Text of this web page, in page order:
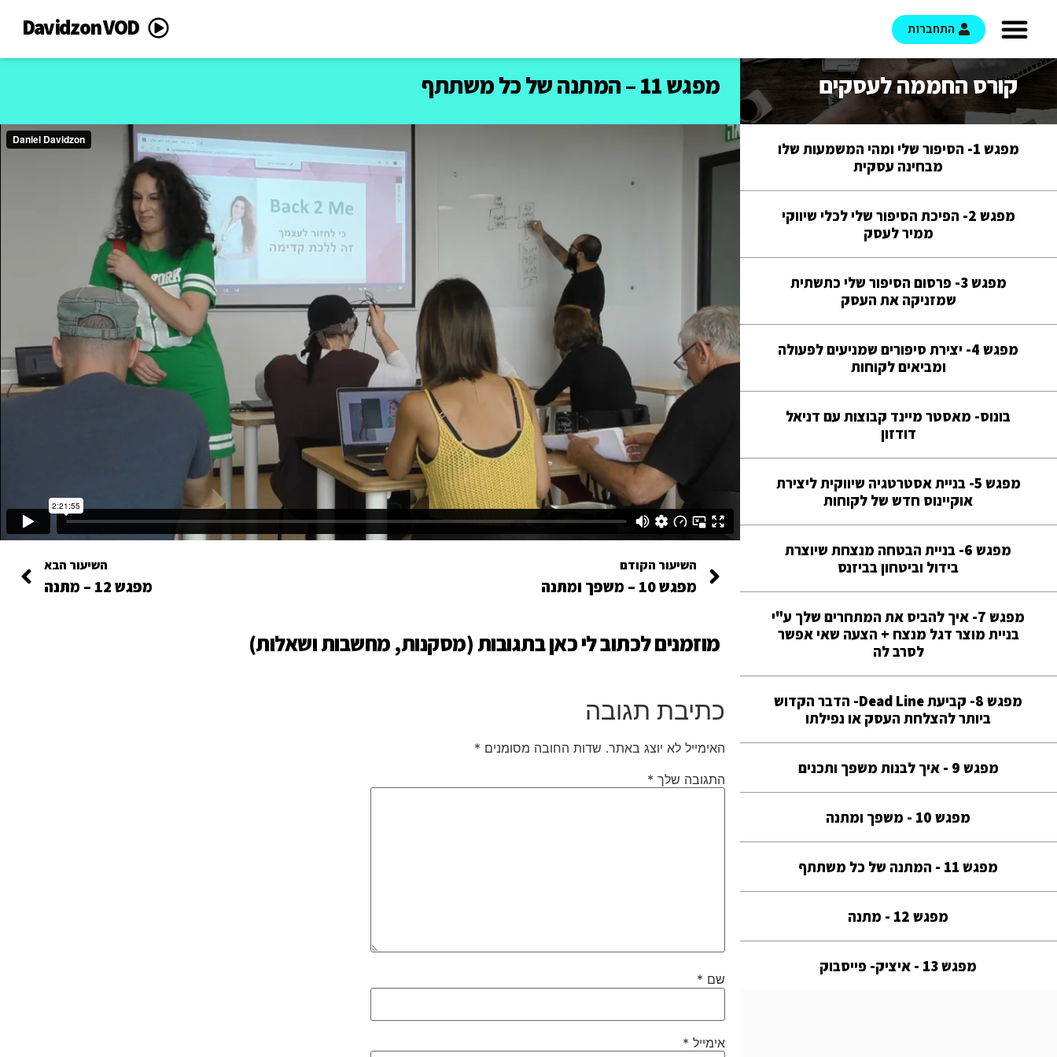
התחברות Davidzon VOD
קורס החממה לעסקים מפגש 11 – המתנה של כל משתתף
מפגש 1- הסיפור שלי ומהי המשמעות שלו
מבחינה עסקית
מפגש 2- הפיכת הסיפור שלי לכלי שיווקי
ממיר לעסק
מפגש 3- פרסום הסיפור שלי כתשתית
שמזניקה את העסק
מפגש 4- יצירת סיפורים שמניעים לפעולה
ומביאים לקוחות
בונוס- מאסטר מיינד קבוצות עם דניאל
דודזון
מפגש 5- בניית אסטרטגיה שיווקית ליצירת
אוקיינוס חדש של לקוחות
מפגש 6- בניית הבטחה מנצחת שיוצרת
בידול וביטחון בביזנס
מפגש 7- איך להביס את המתחרים שלך ע"י
בניית מוצר דגל מנצח + הצעה שאי אפשר
לסרב לה
מפגש 8- קביעת Dead Line- הדבר הקדוש
ביותר להצלחת העסק או נפילתו
מפגש 9 - איך לבנות משפך ותכנים
מפגש 10 - משפך ומתנה
מפגש 11 - המתנה של כל משתתף
מפגש 12 - מתנה
מפגש 13 - איציק- פייסבוק
השיעור הקודם
מפגש 10 – משפך ומתנה
השיעור הבא
מפגש 12 – מתנה
מוזמנים לכתוב לי כאן בתגובות (מסקנות, מחשבות ושאלות)
כתיבת תגובה
האימייל לא יוצג באתר. שדות החובה מסומנים *
התגובה שלך *
שם *
אימייל *